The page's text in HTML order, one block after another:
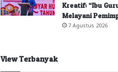
Kreatif: “Ibu
Melayani
7 Agustus 2026
View Terbanyak